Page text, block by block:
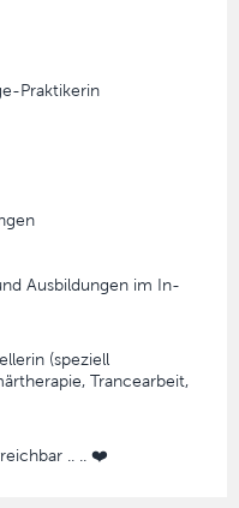
Praktikerin
Ausbildungen im In-
(speziell
Trancearbeit,
.. .. ❤️